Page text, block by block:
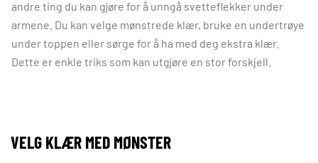
andre ting du kan gjøre for å unngå svetteflekker under
armene. Du kan velge mønstrede klær, bruke en undertrøye
under toppen eller sørge for å ha med deg ekstra klær.
Dette er enkle triks som kan utgjøre en stor forskjell.
VELG KLÆR MED MØNSTER